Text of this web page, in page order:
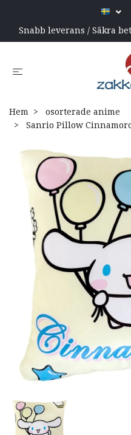
Snabb leverans / Säkra
Hem
osorterade anime
Sanrio Pillow